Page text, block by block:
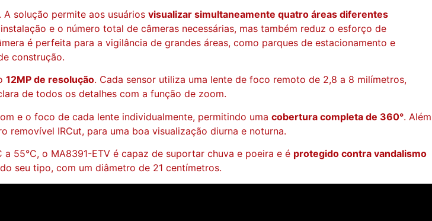
A solução permite aos usuários visualizar simultaneamente quatro áreas diferentes
e o número total de câmeras necessárias, mas também reduz o esforço de
é perfeita para a vigilância de grandes áreas, como parques de estacionamento e
construção.
12MP de resolução. Cada sensor utiliza uma lente de foco remoto de 2,8 a 8 milímetros,
de todos os detalhes com a função de zoom.
e o foco de cada lente individualmente, permitindo uma cobertura completa de 360​​°. Além
IRCut, para uma boa visualização diurna e noturna.
55°C, o MA8391-ETV é capaz de suportar chuva e poeira e é protegido contra vandalismo
seu tipo, com um diâmetro de 21 centímetros.